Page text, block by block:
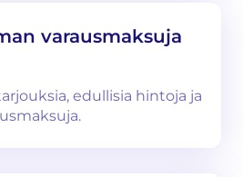
varausmaksuja
edullisia hintoja ja